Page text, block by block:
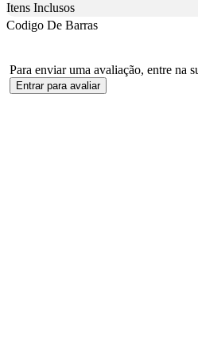
Itens Inclusos
Codigo De Barras
Para enviar uma avaliação, entre na
Entrar para avaliar